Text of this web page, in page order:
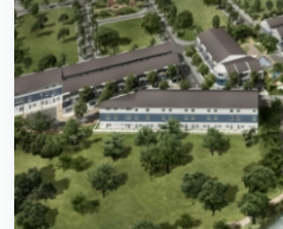
Dự án River Terrace nằm
lạc trong khung cảnh bình yên
liền kề khu biệt thự cao cấp
địa, River ...
0 (0 đánh giá)
(Đánh giá từ websitepomahomeviews.vn)